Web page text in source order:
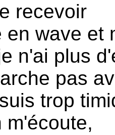
recevoir
en wave et
n'ai plus
pas
trop
m'écoute,